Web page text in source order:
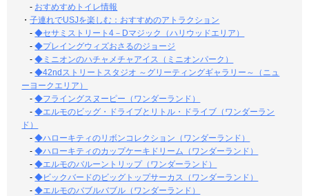
- おすめすめトイレ情報
・子連れでUSJを楽しむ：おすすめのアトラクション
-◆セサミストリート4－Dマジック（ハリウッドエリア）
-◆プレイングウィズおさるのジョージ
-◆ミニオンのハチャメチャアイス（ミニオンパーク）
-◆42ndストリートスタジオ ～グリーティングギャラリー～（ニュ
ーヨークエリア）
-◆フライングスヌーピー（ワンダーランド）
-◆エルモのビッグ・ドライブとリトル・ドライブ（ワンダーラン
ド）
-◆ハローキティのリボンコレクション（ワンダーランド）
-◆ハローキティのカップケーキドリーム（ワンダーランド）
-◆エルモのバルーントリップ（ワンダーランド）
-◆ビックバードのビッグトップサーカス（ワンダーランド）
-◆エルモのバブルバブル（ワンダーランド）